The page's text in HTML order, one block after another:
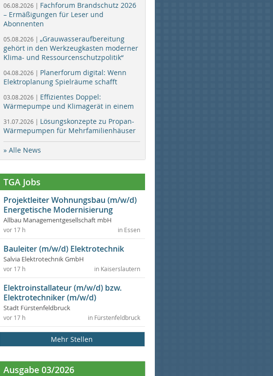
06.08.2026 | Fachforum Brandschutz 2026
– Ermäßigungen für Leser und
Abonnenten
05.08.2026 | „Grauwasseraufbereitung
gehört in den Werkzeugkasten moderner
Klima- und Ressourcenschutzpolitik“
04.08.2026 | Planerforum digital: Wenn
Elektroplanung Spielräume schafft
03.08.2026 | Effizientes Doppel:
Wärmepumpe und Klimagerät in einem
31.07.2026 | Lösungskonzepte zu Propan-
Wärmepumpen für Mehrfamilienhäuser
» Alle News
TGA Jobs
Projektleiter Wohnungsbau (m/w/d)
Energetische Modernisierung
Allbau Managementgesellschaft mbH
in Essen
vor 17 h
Bauleiter (m/w/d) Elektrotechnik
Salvia Elektrotechnik GmbH
in Kaiserslautern
vor 17 h
Elektroinstallateur (m/w/d) bzw.
Elektrotechniker (m/w/d)
Stadt Fürstenfeldbruck
in Fürstenfeldbruck
vor 17 h
Mehr Stellen
Ausgabe 03/2026